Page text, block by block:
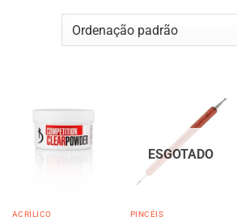
ACRÍLICO
ESGOTADO
PINCÉIS